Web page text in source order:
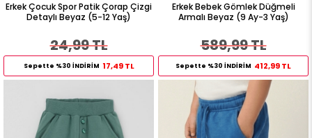
Erkek Çocuk Spor Patik Çorap Çizgi
Detaylı Beyaz (5-12 Yaş)
24,99 TL
Sepette %30 İNDİRİM 17,49 TL
Erkek Bebek Gömlek Düğmeli
Armalı Beyaz (9 Ay-3 Yaş)
589,99 TL
Sepette %30 İNDİRİM 412,99 TL